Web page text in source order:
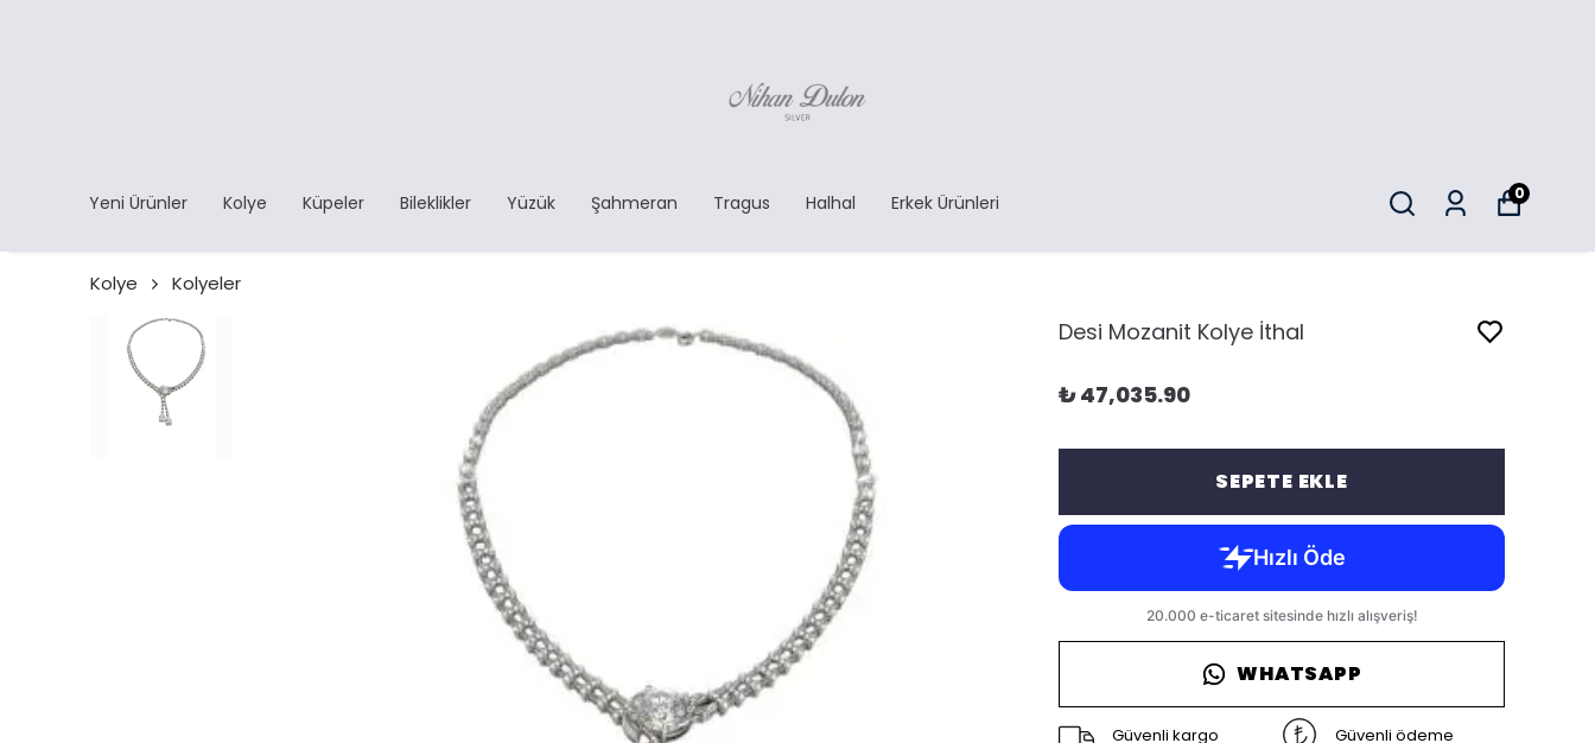
Yeni Ürünler Kolye Küpeler Bileklikler Yüzük Şahmeran Tragus Halhal Erkek Ürünleri 0
Kolye Kolyeler
Desi Mozanit Kolye İthal
₺ 47,035.90
SEPETE EKLE
WHATSAPP
Güvenli kargo Güvenli ödeme